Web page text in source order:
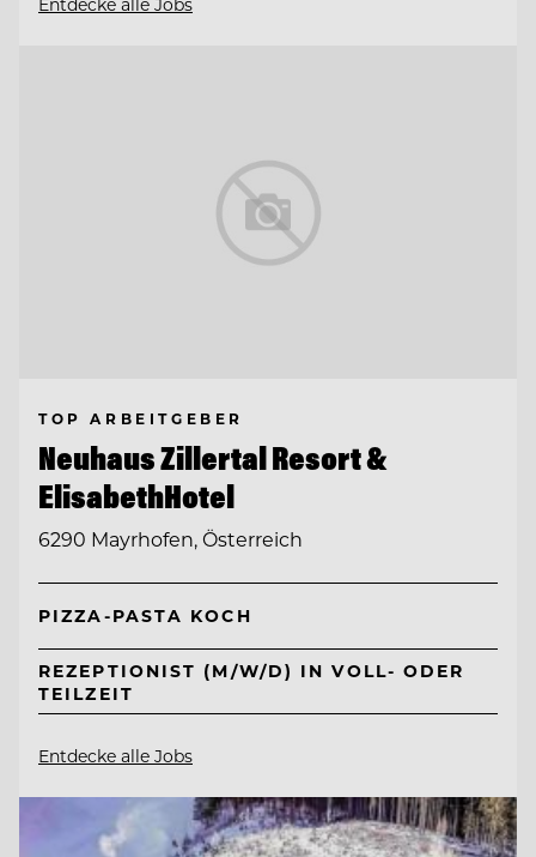
TOP ARBEITGEBER
Neuhaus Zillertal Resort &
ElisabethHotel
6290 Mayrhofen, Österreich
PIZZA-PASTA KOCH
REZEPTIONIST (M/W/D) IN VOLL- ODER
TEILZEIT
Entdecke alle Jobs